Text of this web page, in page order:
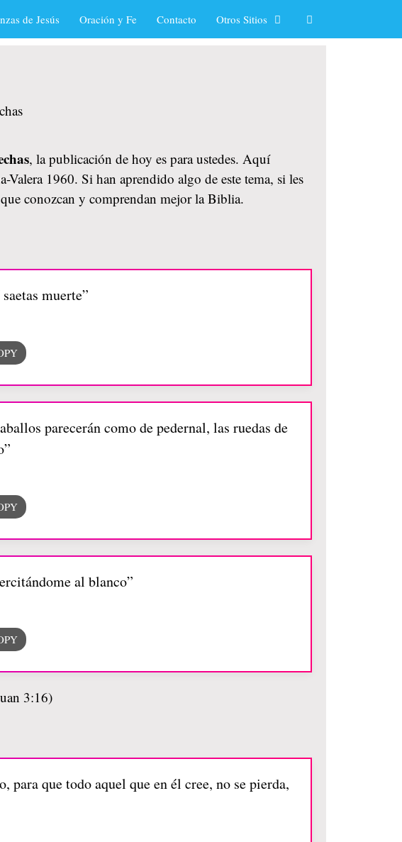
de Jesús Oración y Fe Contacto Otros Sitios
, la publicación de hoy es para ustedes. Aquí
1960. Si han aprendido algo de este tema, si les
conozcan y comprendan mejor la Biblia.
muerte”
parecerán como de pedernal, las ruedas de
al blanco”
para que todo aquel que en él cree, no se pierda,